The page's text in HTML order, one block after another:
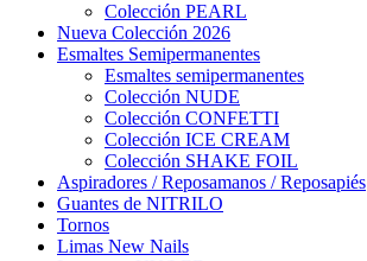
Colección PEARL
Nueva Colección 2026
Esmaltes Semipermanentes
Esmaltes semipermanentes
Colección NUDE
Colección CONFETTI
Colección ICE CREAM
Colección SHAKE FOIL
Aspiradores / Reposamanos / Reposapiés
Guantes de NITRILO
Tornos
Limas New Nails